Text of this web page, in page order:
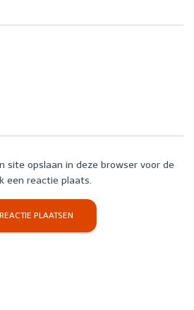
site opslaan in deze browser voor de
een reactie plaats.